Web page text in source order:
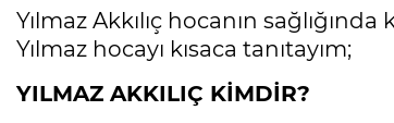
Yılmaz Akkılıç hocanın
Yılmaz hocayı kısaca tanıtayım;
YILMAZ AKKILIÇ KİMDİR?